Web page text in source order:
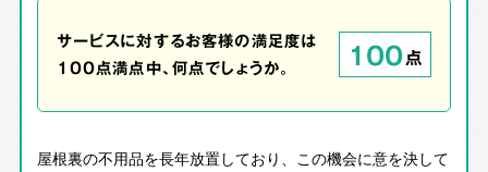
サービスに対するお客様の満足度は
100点満点中、何点でしょうか。
100点
屋根裏の不用品を長年放置しており、この機会に意を決して